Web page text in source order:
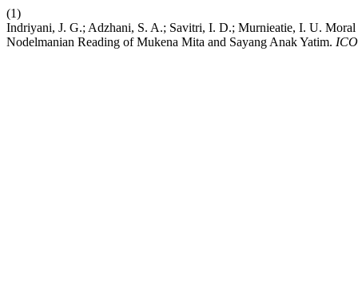
(1)
Indriyani, J. G.; Adzhani, S. A.; Savitri, I. D.; Murnieatie, I. U. Moral
Nodelmanian Reading of Mukena Mita and Sayang Anak Yatim.